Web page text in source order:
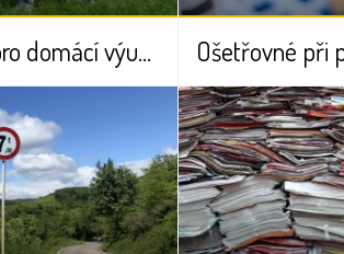
Rozcestník VII.C pro domácí výuku přírodopisu